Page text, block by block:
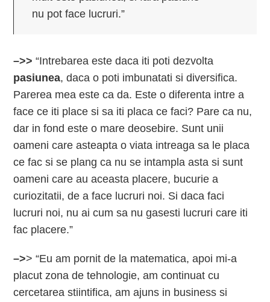
nu pot face lucruri.”
–>> “Intrebarea este daca iti poti dezvolta
pasiunea, daca o poti imbunatati si diversifica.
Parerea mea este ca da. Este o diferenta intre a
face ce iti place si sa iti placa ce faci? Pare ca nu,
dar in fond este o mare deosebire. Sunt unii
oameni care asteapta o viata intreaga sa le placa
ce fac si se plang ca nu se intampla asta si sunt
oameni care au aceasta placere, bucurie a
curiozitatii, de a face lucruri noi. Si daca faci
lucruri noi, nu ai cum sa nu gasesti lucruri care iti
fac placere.”
–>> “Eu am pornit de la matematica, apoi mi-a
placut zona de tehnologie, am continuat cu
cercetarea stiintifica, am ajuns in business si